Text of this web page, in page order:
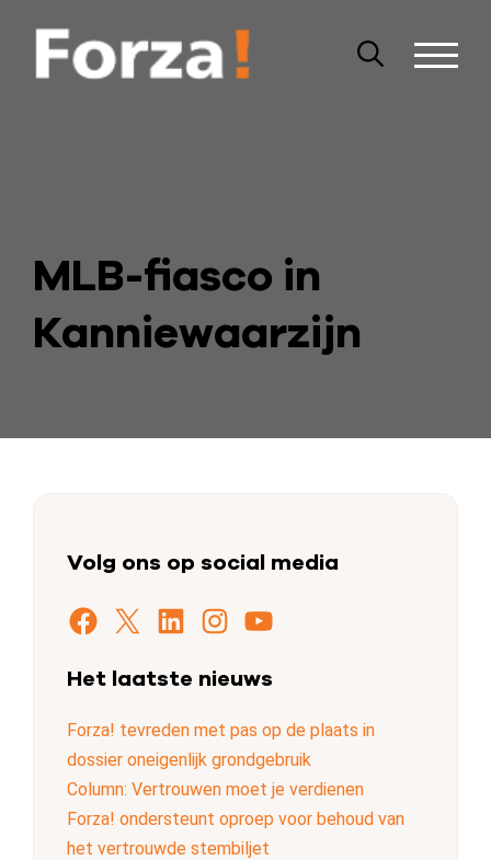
MLB-fiasco in
Kanniewaarzijn
Volg ons op social media
Facebook X LinkedIn Instagram YouTube
Het laatste nieuws
Forza! tevreden met pas op de plaats in
dossier oneigenlijk grondgebruik
Column: Vertrouwen moet je verdienen
Forza! ondersteunt oproep voor behoud van
het vertrouwde stembiljet